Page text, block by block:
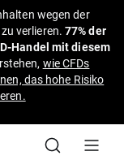
wegen der
zu verlieren.77% der
Handel mit diesem
wie CFDs
das hohe Risiko